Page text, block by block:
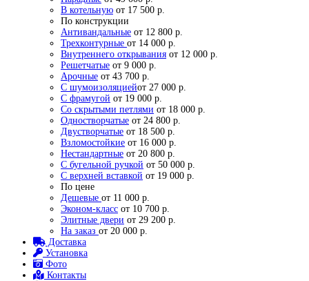
В котельную от 17 500 р.
По конструкции
Антивандальные от 12 800 р.
Трехконтурные от 14 000 р.
Внутреннего открывания от 12 000 р.
Решетчатые от 9 000 р.
Арочные от 43 700 р.
С шумоизоляциейот 27 000 р.
С фрамугой от 19 000 р.
Со скрытыми петлями от 18 000 р.
Одностворчатые от 24 800 р.
Двустворчатые от 18 500 р.
Взломостойкие от 16 000 р.
Нестандартные от 20 800 р.
С бугельной ручкой от 50 000 р.
С верхней вставкой от 19 000 р.
По цене
Дешевые от 11 000 р.
Эконом-класс от 10 700 р.
Элитные двери от 29 200 р.
На заказ от 20 000 р.
Доставка
Установка
Фото
Контакты